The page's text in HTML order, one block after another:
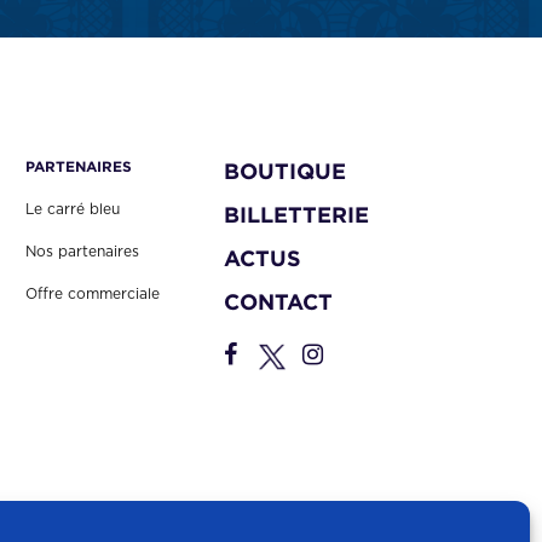
PARTENAIRES
Le carré bleu
Nos partenaires
Offre commerciale
BOUTIQUE
BILLETTERIE
ACTUS
CONTACT